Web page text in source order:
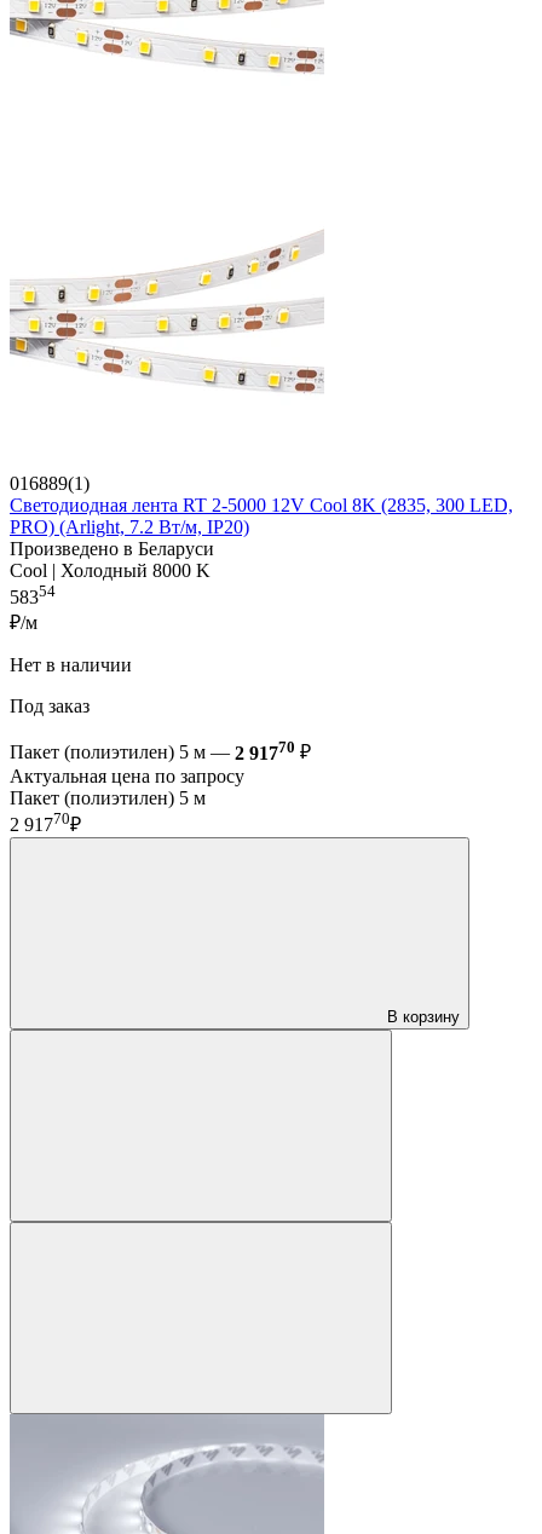
016889(1)
Светодиодная лента RT 2-5000 12V Cool 8K (2835, 300 LED,
PRO) (Arlight, 7.2 Вт/м, IP20)
Произведено в Беларуси
Cool | Холодный 8000 K
58354
₽/м
Нет в наличии
Под заказ
Пакет (полиэтилен) 5 м — 2 91770 ₽
Актуальная цена по запросу
Пакет (полиэтилен) 5 м
2 91770₽
В корзину